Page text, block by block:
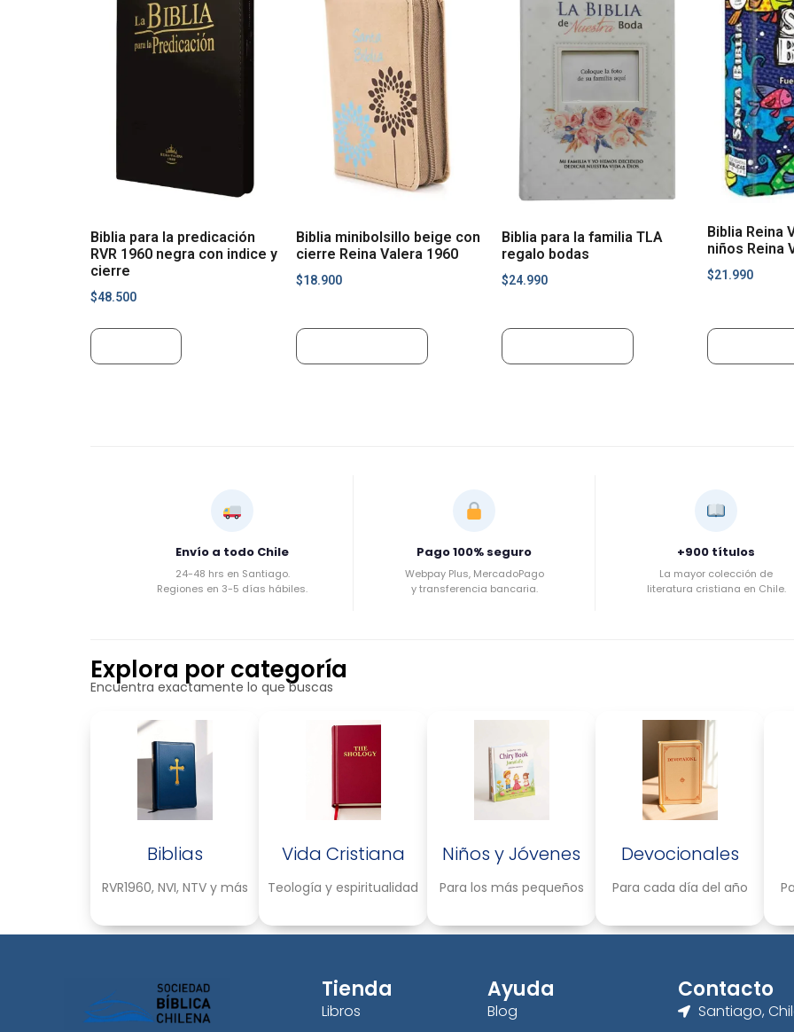
Biblia para la predicación
RVR 1960 negra con indice y
cierre
$48.500
Biblia minibolsillo beige con
cierre Reina Valera 1960
$18.900
Biblia para la familia TLA
regalo bodas
$24.990
Biblia Reina
niños Reina
$21.990
Envío a todo Chile
24-48 hrs en Santiago.
Regiones en 3-5 días hábiles.
Pago 100% seguro
Webpay Plus, MercadoPago
y transferencia bancaria.
+900 títulos
La mayor colección de
literatura cristiana en Chile.
Explora por categoría
Encuentra exactamente lo que buscas
Biblias
RVR1960, NVI, NTV y más
Vida Cristiana
Teología y espiritualidad
Niños y Jóvenes
Para los más pequeños
Devocionales
Para cada día del año
Tienda
Libros
Ayuda
Blog
Contacto
Santiago,